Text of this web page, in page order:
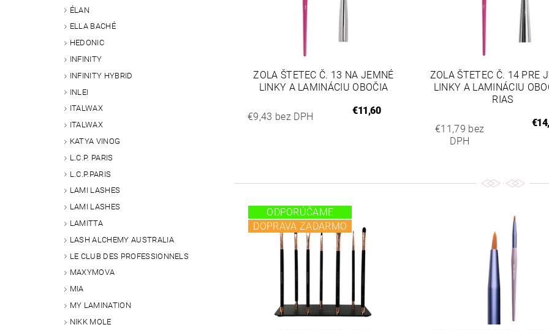
ÉLAN
ELLA BACHÉ
HEDONIC
INFINITY
INFINITY HYBRID
INLEI
ITALWAX
ITALWAX
KATYA VINOG
L.C.P. PARIS
L.C.P.PARIS
LAMI LASHES
LAMI LASHES
LAMITTA
LASH ALCHEMY AUSTRALIA
LE CLUB DES PROFESSIONNELS
MAXYMOVA
MIA
MY LAMINATION
NIKK MOLE
ZOLA ŠTETEC Č. 13 NA JEMNÉ
LINKY A LAMINÁCIU OBOČIA
€9,43 bez DPH
€11,60
ZOLA ŠTETEC Č. 14 PRE
LINKY A LAMINÁCIU
RIAS
€11,79 bez
DPH
ODPORÚČAME
DOPRAVA ZADARMO